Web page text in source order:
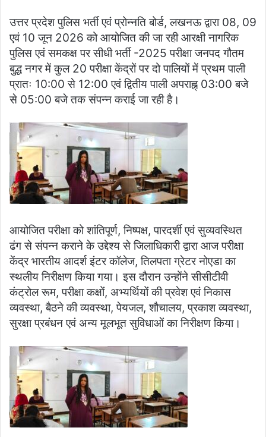
उत्तर प्रदेश पुलिस भर्ती एवं प्रोन्नति बोर्ड, लखनऊ द्वारा 08, 09
एवं 10 जून 2026 को आयोजित की जा रही आरक्षी नागरिक
पुलिस एवं समकक्ष पर सीधी भर्ती -2025 परीक्षा जनपद गौतम
बुद्ध नगर में कुल 20 परीक्षा केंद्रों पर दो पालियों में प्रथम पाली
प्रातः 10:00 से 12:00 एवं द्वितीय पाली अपराह्न् 03:00 बजे
से 05:00 बजे तक संपन्न कराई जा रही है।
आयोजित परीक्षा को शांतिपूर्ण, निष्पक्ष, पारदर्शी एवं सुव्यवस्थित
ढंग से संपन्न कराने के उद्देश्य से जिलाधिकारी द्वारा आज परीक्षा
केंद्र भारतीय आदर्श इंटर कॉलेज, तिलपता ग्रेटर नोएडा का
स्थलीय निरीक्षण किया गया। इस दौरान उन्होंने सीसीटीवी
कंट्रोल रूम, परीक्षा कक्षों, अभ्यर्थियों की प्रवेश एवं निकास
व्यवस्था, बैठने की व्यवस्था, पेयजल, शौचालय, प्रकाश व्यवस्था,
सुरक्षा प्रबंधन एवं अन्य मूलभूत सुविधाओं का निरीक्षण किया।